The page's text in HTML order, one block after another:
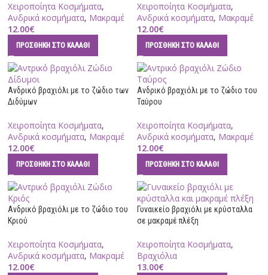
Χειροποίητα Κοσμήματα,
Ανδρικά κοσμήματα, Μακραμέ
12.00€
ΠΡΟΣΘΉΚΗ ΣΤΟ ΚΑΛΆΘΙ
Χειροποίητα Κοσμήματα,
Ανδρικά κοσμήματα, Μακραμέ
12.00€
ΠΡΟΣΘΉΚΗ ΣΤΟ ΚΑΛΆΘΙ
Ανδρικό βραχιόλι με το ζώδιο των
Διδύμων
Χειροποίητα Κοσμήματα,
Ανδρικά κοσμήματα, Μακραμέ
12.00€
ΠΡΟΣΘΉΚΗ ΣΤΟ ΚΑΛΆΘΙ
Ανδρικό βραχιόλι με το ζώδιο του
Ταύρου
Χειροποίητα Κοσμήματα,
Ανδρικά κοσμήματα, Μακραμέ
12.00€
ΠΡΟΣΘΉΚΗ ΣΤΟ ΚΑΛΆΘΙ
Ανδρικό βραχιόλι με το ζώδιο του
Κριού
Χειροποίητα Κοσμήματα,
Ανδρικά κοσμήματα, Μακραμέ
12.00€
Γυναικείο βραχιόλι με κρύσταλλα
σε μακραμέ πλέξη
Χειροποίητα Κοσμήματα,
Βραχιόλια
13.00€